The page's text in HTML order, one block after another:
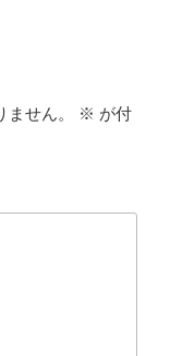
せん。 ※ が付